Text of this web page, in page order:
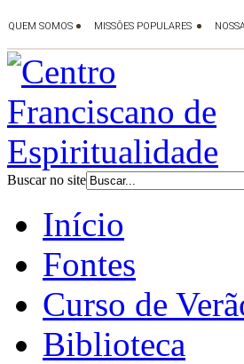
Buscar no site
Início
Fontes
Curso de
Biblioteca